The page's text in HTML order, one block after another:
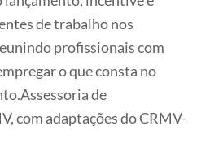
de trabalho nos
profissionais com
o que consta no
de
com adaptações do CRMV-